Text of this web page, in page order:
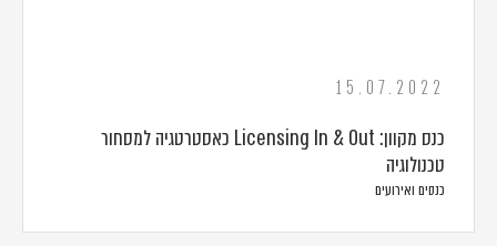
15.07.2022
כנס מקוון: Licensing In & Out כאסטרטגיה למסחור
טכנולוגיה
כנסים ואירועים